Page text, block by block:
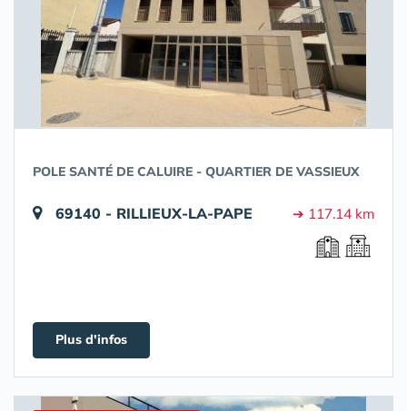
POLE SANTÉ DE CALUIRE - QUARTIER DE VASSIEUX
69140 - RILLIEUX-LA-PAPE ➔ 117.14 km
Plus d'infos